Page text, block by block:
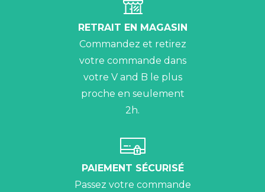
RETRAIT EN MAGASIN
Commandez et retirez
votre commande dans
votre V and B le plus
proche en seulement
2h.
PAIEMENT SÉCURISÉ
Passez votre commande